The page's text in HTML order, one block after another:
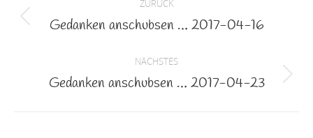
ZURÜCK
Vorheriger
Gedanken anschubsen … 2017-04-16
NÄCHSTES
Nächster
Gedanken anschubsen … 2017-04-23